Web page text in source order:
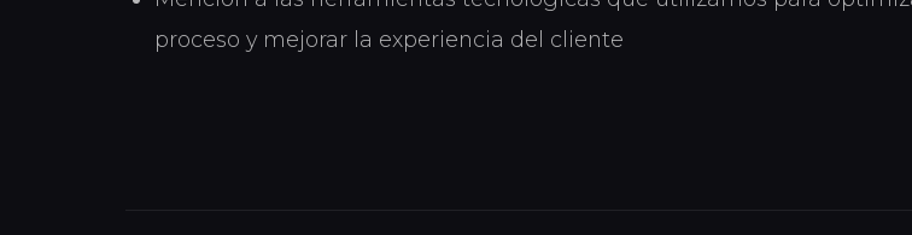
proceso y mejorar la experiencia del cliente